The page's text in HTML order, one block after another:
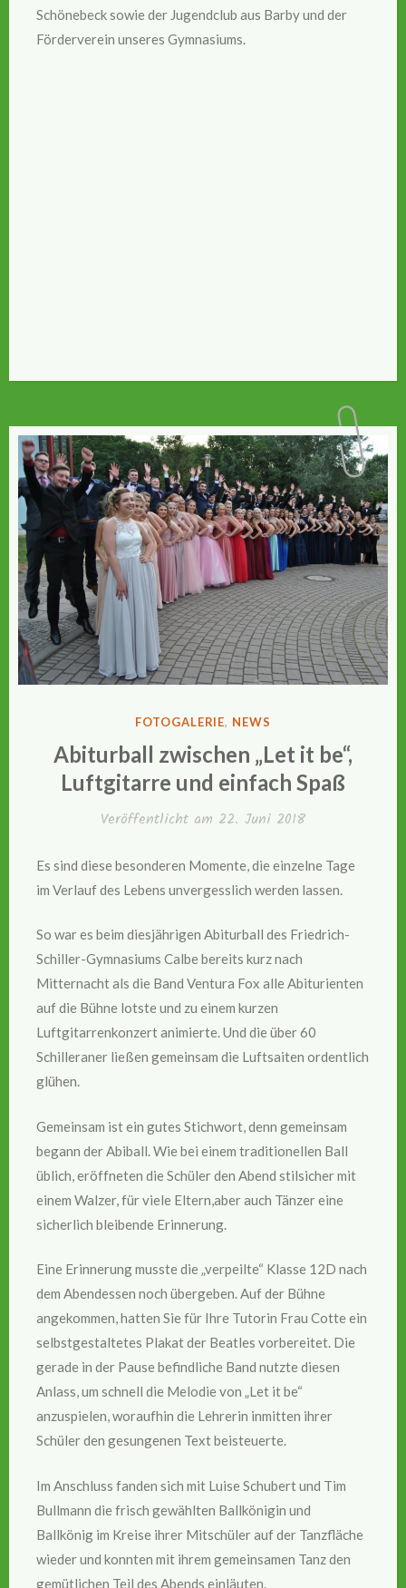
Schönebeck sowie der Jugendclub aus Barby und der
Förderverein unseres Gymnasiums.
VERÖFFENTLICHT
IN
FOTOGALERIE, NEWS
Abiturball zwischen „Let it be“,
Luftgitarre und einfach Spaß
Veröffentlicht am 22. Juni 2018
Es sind diese besonderen Momente, die einzelne Tage
im Verlauf des Lebens unvergesslich werden lassen.
So war es beim diesjährigen Abiturball des Friedrich-
Schiller-Gymnasiums Calbe bereits kurz nach
Mitternacht als die Band Ventura Fox alle Abiturienten
auf die Bühne lotste und zu einem kurzen
Luftgitarrenkonzert animierte. Und die über 60
Schilleraner ließen gemeinsam die Luftsaiten ordentlich
glühen.
Gemeinsam ist ein gutes Stichwort, denn gemeinsam
begann der Abiball. Wie bei einem traditionellen Ball
üblich, eröffneten die Schüler den Abend stilsicher mit
einem Walzer, für viele Eltern,aber auch Tänzer eine
sicherlich bleibende Erinnerung.
Eine Erinnerung musste die „verpeilte“ Klasse 12D nach
dem Abendessen noch übergeben. Auf der Bühne
angekommen, hatten Sie für Ihre Tutorin Frau Cotte ein
selbstgestaltetes Plakat der Beatles vorbereitet. Die
gerade in der Pause befindliche Band nutzte diesen
Anlass, um schnell die Melodie von „Let it be“
anzuspielen, woraufhin die Lehrerin inmitten ihrer
Schüler den gesungenen Text beisteuerte.
Im Anschluss fanden sich mit Luise Schubert und Tim
Bullmann die frisch gewählten Ballkönigin und
Ballkönig im Kreise ihrer Mitschüler auf der Tanzfläche
wieder und konnten mit ihrem gemeinsamen Tanz den
gemütlichen Teil des Abends einläuten.